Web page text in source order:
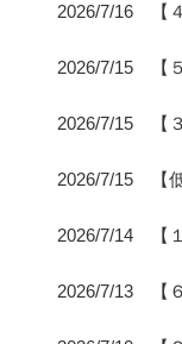
2026/7/16 【
2026/7/15 【
2026/7/15 【
2026/7/15 【
2026/7/14 【
2026/7/13 【